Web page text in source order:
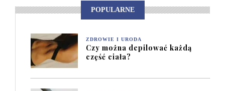
POPULARNE
ZDROWIE I URODA
Czy można depilować każdą
część ciała?